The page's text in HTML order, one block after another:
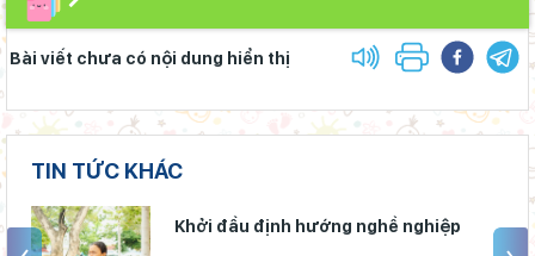
Bài viết chưa có nội dung hiển thị
TIN TỨC KHÁC
Khởi đầu định hướng nghề nghiệp
Chuẩn bị hành trang cho trẻ vào lớp 1: Đồng hành đúng cách từ
chính gắn với áp dụng ISO 9001:2015